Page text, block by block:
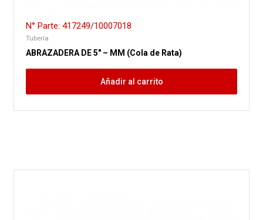
N° Parte: 417249/10007018
Tubería
ABRAZADERA DE 5″ – MM (Cola de Rata)
Añadir al carrito